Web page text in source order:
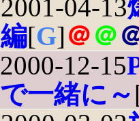
2001-04-13
編[G]＠＠
2000-12-15
で一緒に～